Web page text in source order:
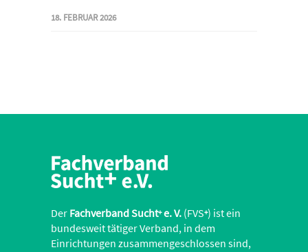
18. FEBRUAR 2026
Der Fachverband Sucht+e. V. (FVS+) ist ein
bundesweit tätiger Verband, in dem
Einrichtungen zusammengeschlossen sind,